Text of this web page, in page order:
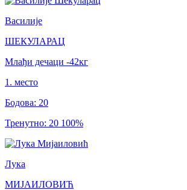
Василије
ШЕКУЛАРАЦ
Млађи дечаци -42кг
1 . место
Бодова: 20
Тренутно: 20 100%
Лука
МИЈАИЛОВИЋ